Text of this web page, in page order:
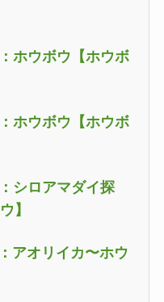
ホウボウ 【ホウボ
ホウボウ 【ホウボ
シロアマダイ探
】
アオリイカ〜ホウ